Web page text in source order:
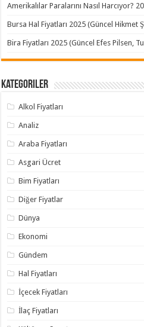
Amerikalılar Paralarını Nasıl Harcıyor?
Bursa Hal Fiyatları 2025 (Güncel Hikmet
Bira Fiyatları 2025 (Güncel Efes Pilsen,
Kategoriler
Alkol Fiyatları
Analiz
Araba Fiyatları
Asgari Ücret
Bim Fiyatları
Diğer Fiyatlar
Dünya
Ekonomi
Gündem
Hal Fiyatları
İçecek Fiyatları
İlaç Fiyatları